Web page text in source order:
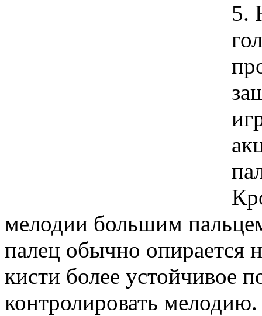
5.
мелодии большим
палец обычно опирается
кисти более устойчивое
контролировать мелодию.